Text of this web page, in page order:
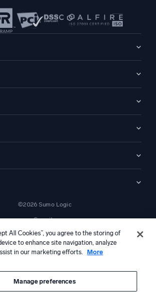
결
©2026 Sumo Logic
Security
보호 고지AI 지침한국어
인공지능 시스템에 의해 번역되었을 수 있으며 정보
됩니다. 부정확성, 오류 또는 편향이 포함될 수 있으
어떠한 조치를 취하기 전에 반드시 독립적인 인간의
검토 및 검증을 거쳐야 합니다.
All Cookies”, you agree to the storing of
to enhance site navigation, analyze
in our marketing efforts.
More
Manage preferences